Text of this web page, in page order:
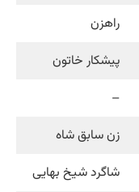
راهزن
پیشکار خاتون
–
زن سابق شاه
شاگرد شیخ بهایی